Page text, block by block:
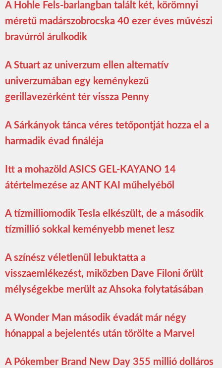
A Hohle Fels-barlangban talált két, körömnyi
méretű madárszobrocska 40 ezer éves művészi
bravúrról árulkodik
A Stuart az univerzum ellen alternatív
univerzumában egy keménykezű
gerillavezérként tér vissza Penny
A Sárkányok tánca véres tetőpontját hozza el a
harmadik évad fináléja
Itt a mohazöld ASICS GEL-KAYANO 14
átértelmezése az ANT KAI műhelyéből
A tízmilliomodik Tesla elkészült, de a második
tízmillió sokkal keményebb menet lesz
A színész véletlenül lebuktatta a
visszaemlékezést, miközben Dave Filoni őrült
mélységekbe merült az Ahsoka folytatásában
A Wonder Man második évadát már négy
hónappal a bejelentés után törölte a Marvel
A Pókember Brand New Day 355 millió dolláros